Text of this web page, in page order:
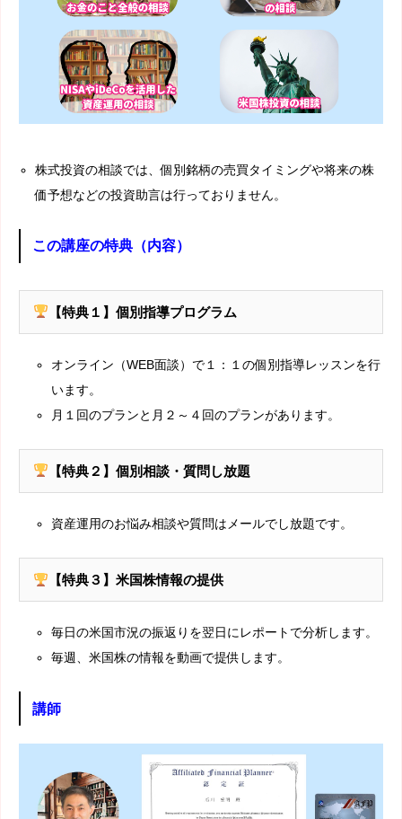
株式投資の相談では、個別銘柄の売買タイミングや将来の株
価予想などの投資助言は行っておりません。
この講座の特典（内容）
【特典１】個別指導プログラム
オンライン（WEB面談）で１：１の個別指導レッスンを行
います。
月１回のプランと月２～４回のプランがあります。
【特典２】個別相談・質問し放題
資産運用のお悩み相談や質問はメールでし放題です。
【特典３】米国株情報の提供
毎日の米国市況の振返りを翌日にレポートで分析します。
毎週、米国株の情報を動画で提供します。
講師